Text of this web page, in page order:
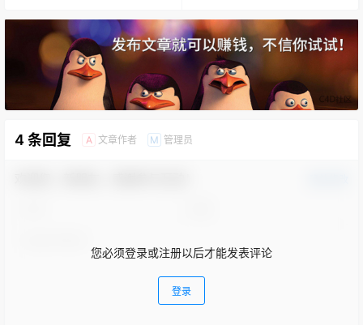
4 条回复 A 文章作者 M 管理员
您必须登录或注册以后才能发表评论
登录